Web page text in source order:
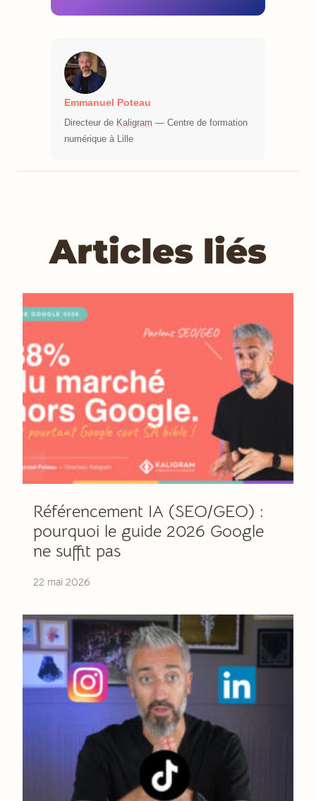
Emmanuel Poteau
Directeur de Kaligram — Centre de formation
numérique à Lille
Articles liés
Référencement IA (SEO/GEO) :
pourquoi le guide 2026 Google
ne suffit pas
22 mai 2026